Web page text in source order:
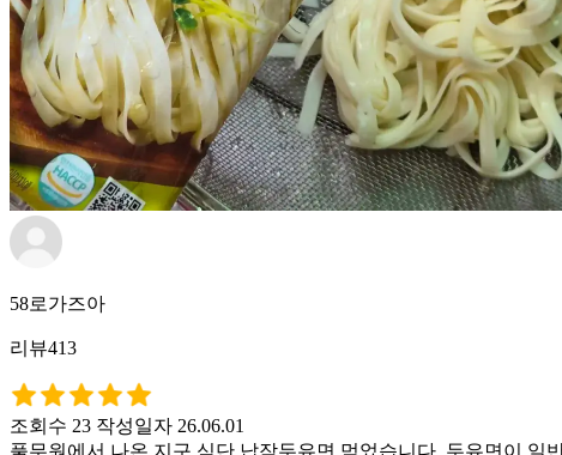
58로가즈아
리뷰413
조회수 23 작성일자 26.06.01
풀무원에서 나온 지구 식단 납작두유면 먹었습니다. 두유면이 일